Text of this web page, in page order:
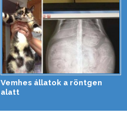
Vemhes állatok a röntgen
alatt